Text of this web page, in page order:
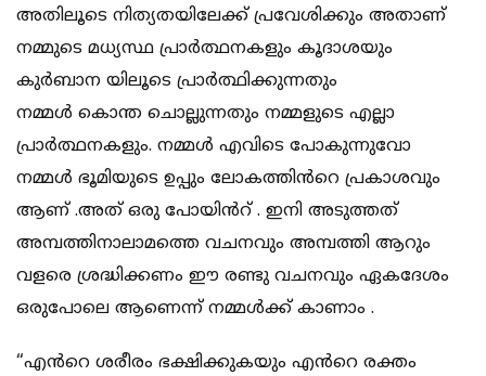
അതിലൂടെ നിത്യതയിലേക്ക് പ്രവേശിക്കും അതാണ്
നമ്മുടെ മധ്യസ്ഥ പ്രാർത്ഥനകളും കൂദാശയും
കുർബാന യിലൂടെ പ്രാർത്ഥിക്കുന്നതും
നമ്മൾ കൊന്ത ചൊല്ലുന്നതും നമ്മളുടെ എല്ലാ
പ്രാർത്ഥനകളും. നമ്മൾ എവിടെ പോകുന്നുവോ
നമ്മൾ ഭൂമിയുടെ ഉപ്പും ലോകത്തിൻറെ പ്രകാശവും
ആണ് .അത് ഒരു പോയിൻറ് . ഇനി അടുത്തത്
അമ്പത്തിനാലാമത്തെ വചനവും അമ്പത്തി ആറും
വളരെ ശ്രദ്ധിക്കണം ഈ രണ്ടു വചനവും ഏകദേശം
ഒരുപോലെ ആണെന്ന് നമ്മൾക്ക് കാണാം .
“എൻറെ ശരീരം ഭക്ഷിക്കുകയും എൻറെ രക്തം